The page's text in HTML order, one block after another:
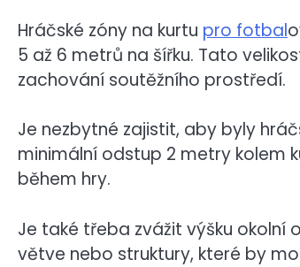
Hráčské zóny na kurtu pro fotbal
5 až 6 metrů na šířku. Tato
zachování soutěžního prostředí.
Je nezbytné zajistit, aby byly
minimální odstup 2 metry kolem
během hry.
Je také třeba zvážit výšku okolní
větve nebo struktury, které by